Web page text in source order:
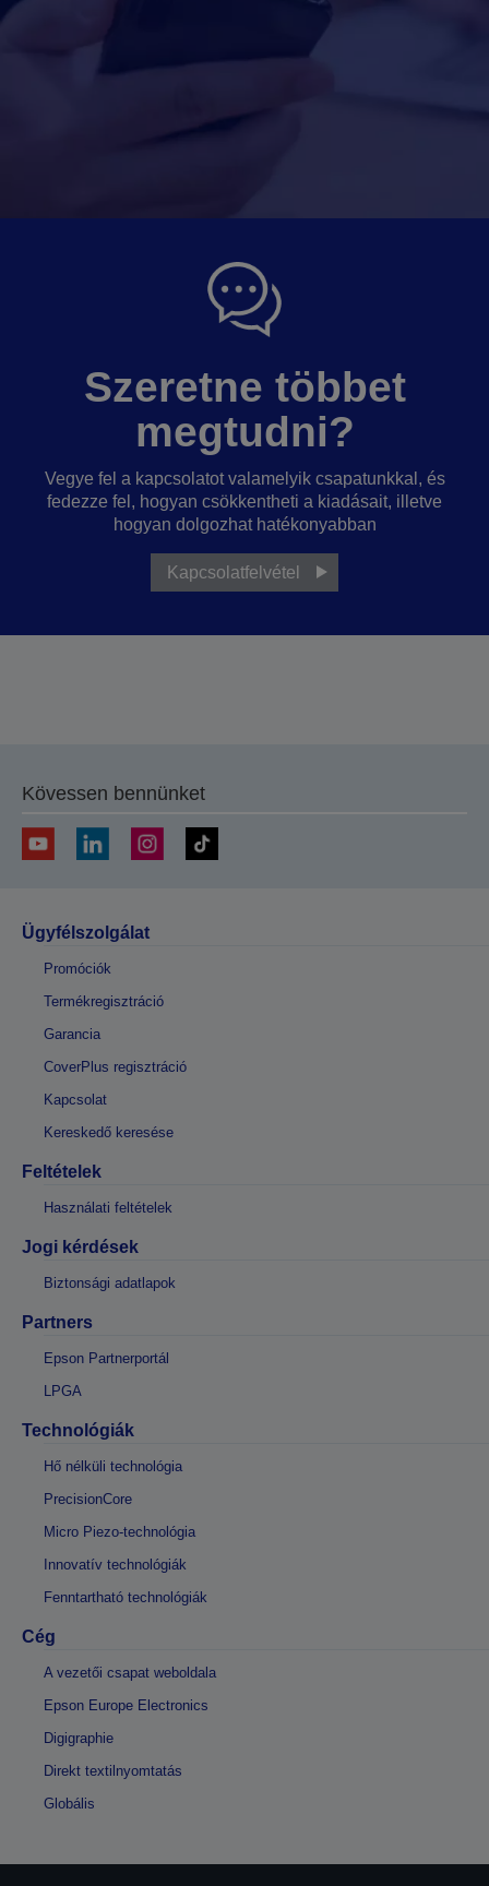
Szeretne többet
megtudni?
Vegye fel a kapcsolatot valamelyik csapatunkkal, és
fedezze fel, hogyan csökkentheti a kiadásait, illetve
hogyan dolgozhat hatékonyabban
Kapcsolatfelvétel
Kövessen bennünket
Ügyfélszolgálat
Promóciók
Termékregisztráció
Garancia
CoverPlus regisztráció
Kapcsolat
Kereskedő keresése
Feltételek
Használati feltételek
Jogi kérdések
Biztonsági adatlapok
Partners
Epson Partnerportál
LPGA
Technológiák
Hő nélküli technológia
PrecisionCore
Micro Piezo-technológia
Innovatív technológiák
Fenntartható technológiák
Cég
A vezetői csapat weboldala
Epson Europe Electronics
Digigraphie
Direkt textilnyomtatás
Globális